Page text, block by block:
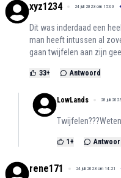
xyz1234 24 juli 2023 om 15:00 +
Dit was inderdaad een
man heeft intussen al
gaan twijfelen aan zijn
33+ Antwoord
LowLands 28 juli
1 +
rene171 24 juli 2023 om 14:21